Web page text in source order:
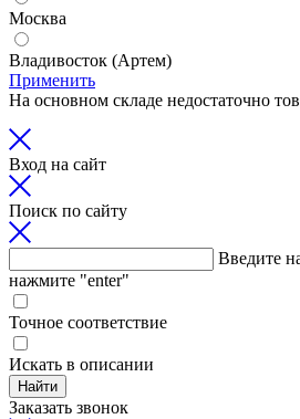
Москва
Владивосток (Артем)
Применить
На основном складе недостаточно
Вход на сайт
Поиск по сайту
Введите
нажмите "enter"
Точное соответствие
Искать в описании
Найти
Заказать звонок